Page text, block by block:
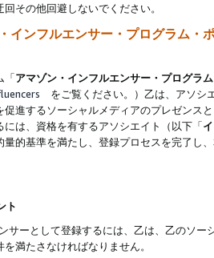
その他回避しないでください。
インフルエンサー・プログラム・
「アマゾン・インフルエンサー・プログラム
をご覧ください。）乙は、アソシ
進するソーシャルメディアのプレゼンス
には、資格を有するアソシエイト（以下「
的基準を満たし、登録プロセスを完了し、
ト
ーとして登録するには、乙は、乙のソー
満たさなければなりません。